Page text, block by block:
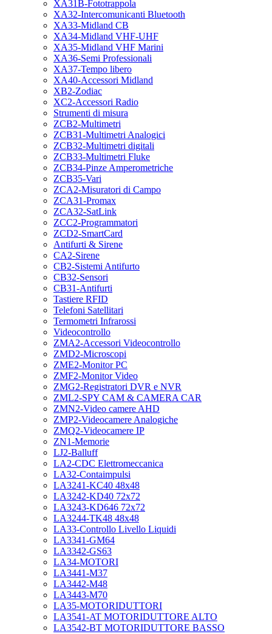
XA31B-Fototrappola
XA32-Intercomunicanti Bluetooth
XA33-Midland CB
XA34-Midland VHF-UHF
XA35-Midland VHF Marini
XA36-Semi Professionali
XA37-Tempo libero
XA40-Accessori Midland
XB2-Zodiac
XC2-Accessori Radio
Strumenti di misura
ZCB2-Multimetri
ZCB31-Multimetri Analogici
ZCB32-Multimetri digitali
ZCB33-Multimetri Fluke
ZCB34-Pinze Amperometriche
ZCB35-Vari
ZCA2-Misuratori di Campo
ZCA31-Promax
ZCA32-SatLink
ZCC2-Programmatori
ZCD2-SmartCard
Antifurti & Sirene
CA2-Sirene
CB2-Sistemi Antifurto
CB32-Sensori
CB31-Antifurti
Tastiere RFID
Telefoni Satellitari
Termometri Infrarossi
Videocontrollo
ZMA2-Accessori Videocontrollo
ZMD2-Microscopi
ZME2-Monitor PC
ZMF2-Monitor Video
ZMG2-Registratori DVR e NVR
ZML2-SPY CAM & CAMERA CAR
ZMN2-Video camere AHD
ZMP2-Videocamere Analogiche
ZMQ2-Videocamere IP
ZN1-Memorie
LJ2-Balluff
LA2-CDC Elettromeccanica
LA32-Contaimpulsi
LA3241-KC40 48x48
LA3242-KD40 72x72
LA3243-KD646 72x72
LA3244-TK48 48x48
LA33-Controllo Livello Liquidi
LA3341-GM64
LA3342-GS63
LA34-MOTORI
LA3441-M37
LA3442-M48
LA3443-M70
LA35-MOTORIDUTTORI
LA3541-AT MOTORIDUTTORE ALTO
LA3542-BT MOTORIDUTTORE BASSO